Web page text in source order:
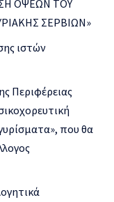
ΟΨΕΩΝ ΤΟΥ
ΣΕΡΒΙΩΝ»
ιστών
Περιφέρειας
που θα